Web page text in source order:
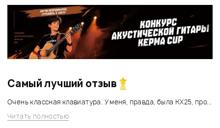
Самый лучший отзыв
Очень классная клавиатура. У меня, правда, была КХ25, про...
Читать полностью